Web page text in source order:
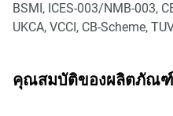
BSMI, ICES-003/NMB-003,
UKCA, VCCI, CB-Scheme,
คุณสมบัติของผลิตภัณฑ์